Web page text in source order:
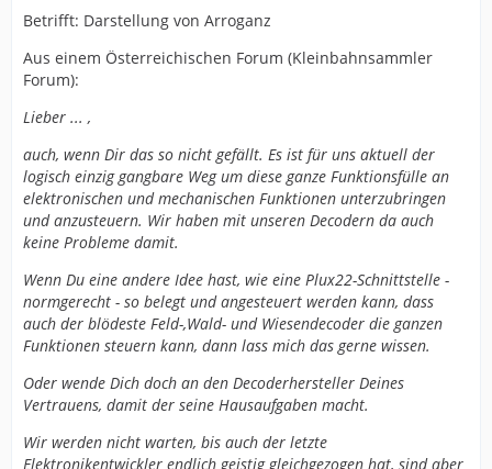
Betrifft: Darstellung von Arroganz
Aus einem Österreichischen Forum (Kleinbahnsammler
Forum):
Lieber ... ,
auch, wenn Dir das so nicht gefällt. Es ist für uns aktuell der
logisch einzig gangbare Weg um diese ganze Funktionsfülle an
elektronischen und mechanischen Funktionen unterzubringen
und anzusteuern. Wir haben mit unseren Decodern da auch
keine Probleme damit.
Wenn Du eine andere Idee hast, wie eine Plux22-Schnittstelle -
normgerecht - so belegt und angesteuert werden kann, dass
auch der blödeste Feld-,Wald- und Wiesendecoder die ganzen
Funktionen steuern kann, dann lass mich das gerne wissen.
Oder wende Dich doch an den Decoderhersteller Deines
Vertrauens, damit der seine Hausaufgaben macht.
Wir werden nicht warten, bis auch der letzte
Elektronikentwickler endlich geistig gleichgezogen hat, sind aber